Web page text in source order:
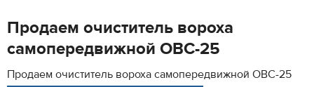
Продаем очиститель вороха
самопередвижной ОВС-25
Продаем очиститель вороха самопередвижной ОВС-25